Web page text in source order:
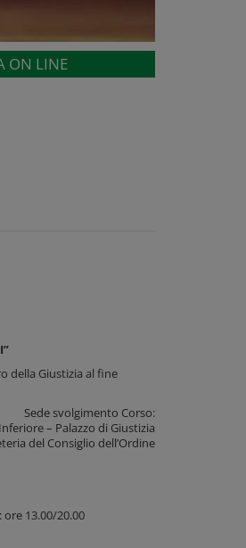
ON LINE
della Giustizia al fine
Sede svolgimento Corso:
– Palazzo di Giustizia
del Consiglio dell’Ordine
13.00/20.00